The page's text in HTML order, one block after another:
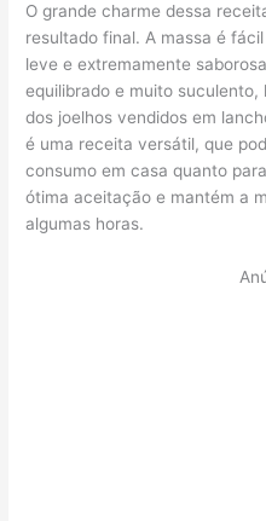
O grande charme dessa
resultado final. A massa é
leve e extremamente
equilibrado e muito
dos joelhos vendidos em
é uma receita versátil, que
consumo em casa quanto
ótima aceitação e mantém a
algumas horas.